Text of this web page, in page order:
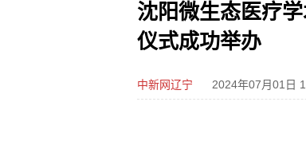
沈阳微生态医疗
仪式成功举办
中新网辽宁 2024年07月01日